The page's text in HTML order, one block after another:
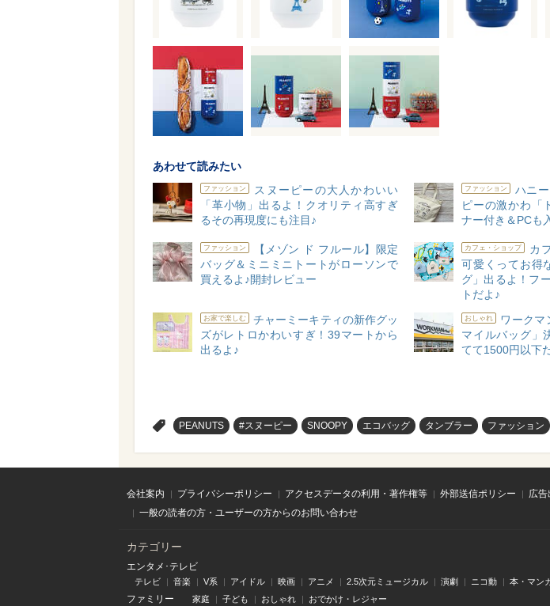
あわせて読みたい
ファッション
スヌーピーの大人かわいい
「革小物」出るよ！クオリティ高すぎ
るその再現度にも注目♪
ファッション
ハニ
ピーの激かわ「
ナー付き＆PCも
ファッション
【メゾン ド フルール】限定
バッグ＆ミニミニトートがローソンで
買えるよ♪開封レビュー
カフェ・ショップ
カ
可愛くってお得
グ」出るよ！フ
トだよ♪
お家で楽しむ
チャーミーキティの新作グッ
ズがレトロかわいすぎ！39マートから
出るよ♪
おしゃれ
ワークマ
マイルバッグ」
てて1500円以下
PEANUTS #スヌーピー SNOOPY エコバッグ タンブラー ファッション
会社案内 プライバシーポリシー アクセスデータの利用・著作権等 外部送信ポリシー
広
一般の読者の方・ユーザーの方からのお問い合わせ
カテゴリー
エンタメ･テレビ
テレビ 音楽 V系 アイドル 映画 アニメ 2.5次元ミュージカル 演劇 ニコ動 本・マン
ファミリー 家庭 子ども おしゃれ おでかけ・レジャー